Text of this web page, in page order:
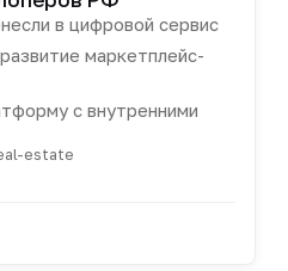
в цифровой сервис
маркетплейс-
с внутренними
estate